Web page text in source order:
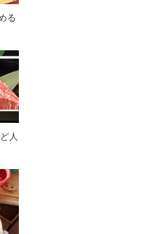
る
人